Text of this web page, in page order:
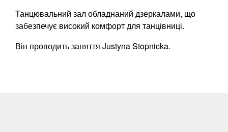
Танцювальний зал обладнаний дзеркалами, що
забезпечує високий комфорт для танцівниці.
Він проводить заняття Justyna Stopnicka.